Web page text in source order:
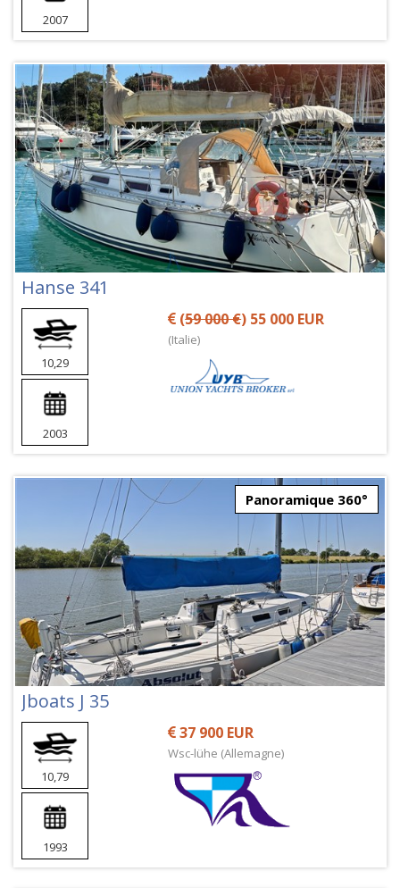
2007
Hanse 341
10,29
2003
(59 000 €) 55 000 EUR
(Italie)
Panoramique 360°
Jboats J 35
10,79
1993
37 900 EUR
Wsc-lühe (Allemagne)